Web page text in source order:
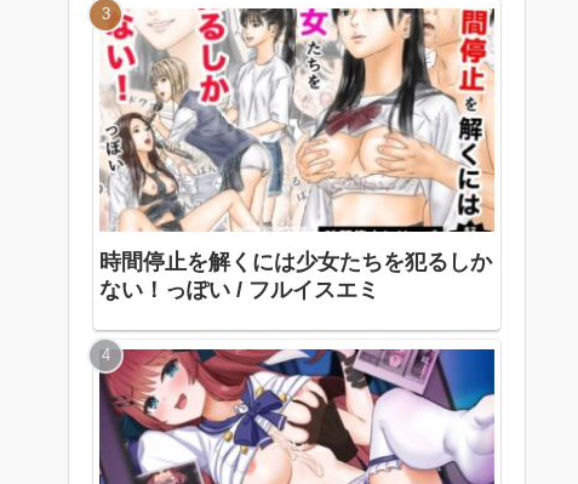
時間停止を解くには少女たちを犯るしか
ない！っぽい / フルイスエミ